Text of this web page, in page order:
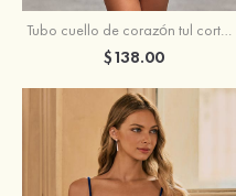
Tubo cuello de corazón tul corto/mini vestido para homecoming
$138.00